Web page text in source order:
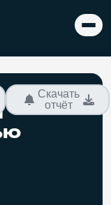
Скачать
отчёт